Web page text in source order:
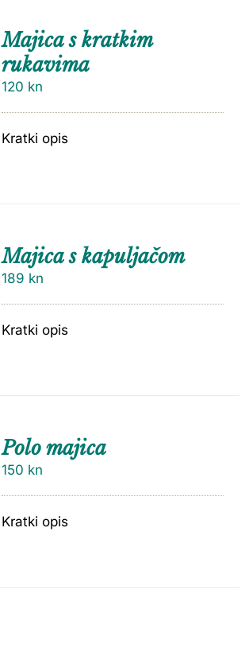
Majica s kratkim
rukavima
120 kn
Kratki opis
Majica s kapuljačom
189 kn
Kratki opis
Polo majica
150 kn
Kratki opis